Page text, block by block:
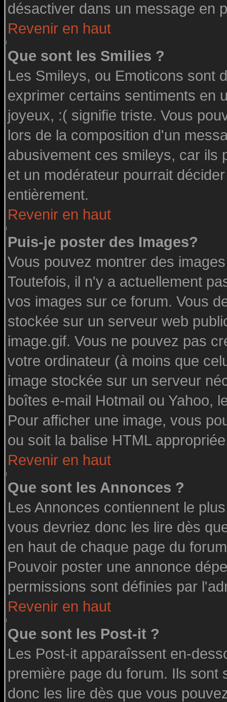
désactiver dans un message en
Revenir en haut
Que sont les Smilies ?
Les Smileys, ou Emoticons sont
exprimer certains sentiments en
joyeux, :( signifie triste. Vous
lors de la composition d'un
abusivement ces smileys, car ils
et un modérateur pourrait
entièrement.
Revenir en haut
Puis-je poster des Images?
Vous pouvez montrer des
Toutefois, il n'y a actuellement
vos images sur ce forum. Vous
stockée sur un serveur web
image.gif. Vous ne pouvez pas
votre ordinateur (à moins que
image stockée sur un serveur
boîtes e-mail Hotmail ou Yahoo,
Pour afficher une image, vous
ou soit la balise HTML
Revenir en haut
Que sont les Annonces ?
Les Annonces contiennent le
vous devriez donc les lire dès
en haut de chaque page du
Pouvoir poster une annonce
permissions sont définies par
Revenir en haut
Que sont les Post-it ?
Les Post-it apparaîssent en-
première page du forum. Ils
donc les lire dès que vous